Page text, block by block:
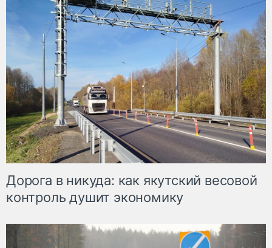
Дорога в никуда: как якутский весовой
контроль душит экономику